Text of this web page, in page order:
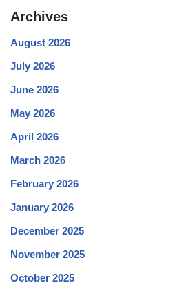
Archives
August 2026
July 2026
June 2026
May 2026
April 2026
March 2026
February 2026
January 2026
December 2025
November 2025
October 2025